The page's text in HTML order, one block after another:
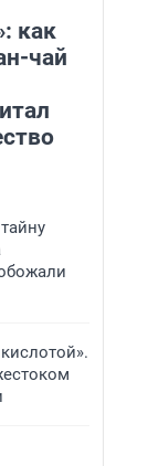
как
чай